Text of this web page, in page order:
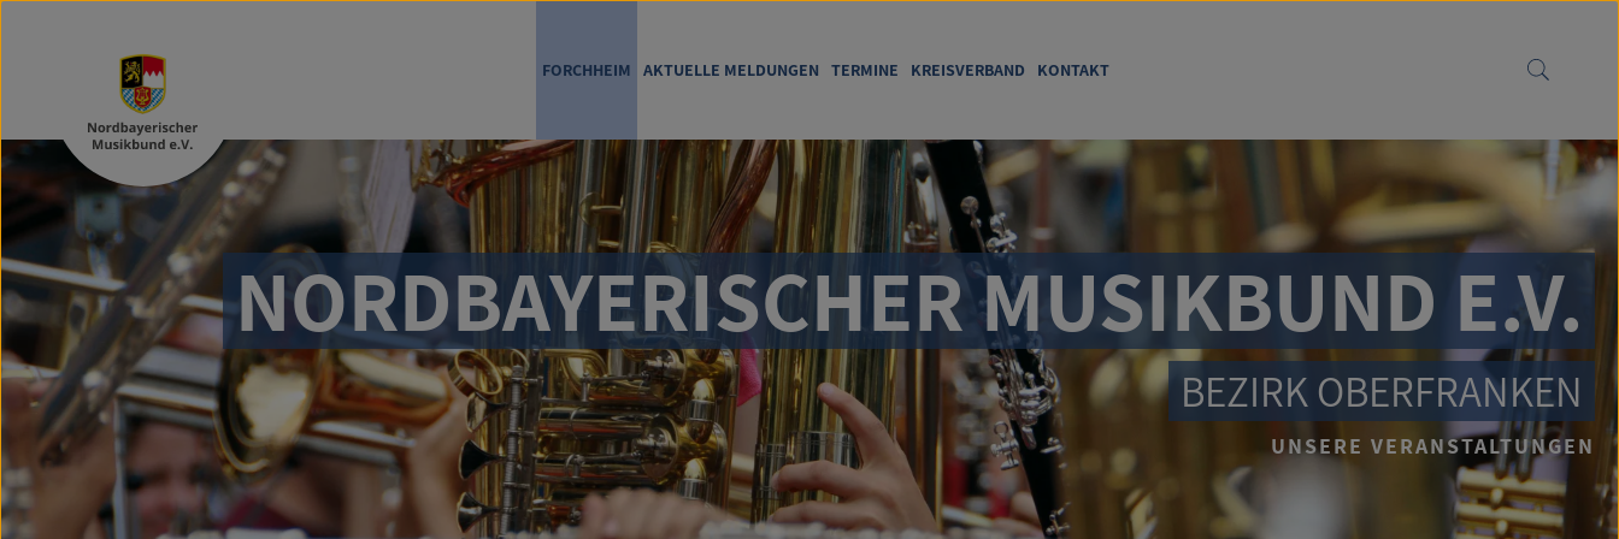
FORCHHEIM AKTUELLE MELDUNGEN TERMINE KREISVERBAND KONTAKT
NORDBAYERISCHER MUSIKBUND E.V.
BEZIRK OBERFRANKEN
UNSERE VERANSTALTUNGEN